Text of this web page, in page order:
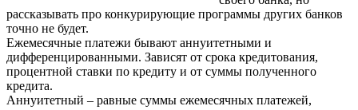
рассказывать про конкурирующие программы других банков
точно не будет.
Ежемесячные платежи бывают аннуитетными и
дифференцированными. Зависят от срока кредитования,
процентной ставки по кредиту и от суммы полученного
кредита.
Аннуитетный – равные суммы ежемесячных платежей,